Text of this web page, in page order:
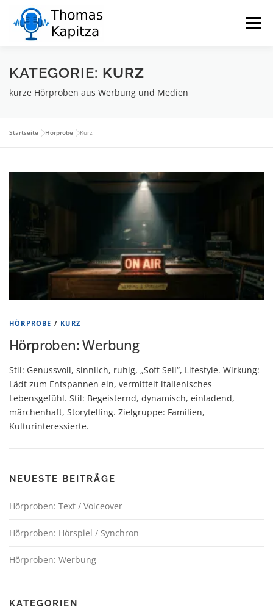
Inhalt
springen
Menü
ÜBER MICH SPRECHER
KATEGORIE: KURZ
kurze Hörproben aus Werbung und Medien
Startseite »Hörprobe »Kurz
HÖRPROBE / KURZ
Hörproben: Werbung
Stil: Genussvoll, sinnlich, ruhig, „Soft Sell“, Lifestyle. Wirkung:
Lädt zum Entspannen ein, vermittelt italienisches
Lebensgefühl. Stil: Begeisternd, dynamisch, einladend,
märchenhaft, Storytelling. Zielgruppe: Familien,
Kulturinteressierte.
NEUESTE BEITRÄGE
Hörproben: Text / Voiceover
Hörproben: Hörspiel / Synchron
Hörproben: Werbung
KATEGORIEN